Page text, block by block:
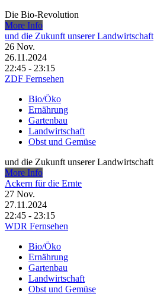
Die Bio-Revolution
More Info
und die Zukunft unserer Landwirtschaft
26 Nov.
26.11.2024
22:45 - 23:15
ZDF Fernsehen
Bio/Öko
Ernährung
Gartenbau
Landwirtschaft
Obst und Gemüse
und die Zukunft unserer Landwirtschaft
More Info
Ackern für die Ernte
27 Nov.
27.11.2024
22:45 - 23:15
WDR Fernsehen
Bio/Öko
Ernährung
Gartenbau
Landwirtschaft
Obst und Gemüse